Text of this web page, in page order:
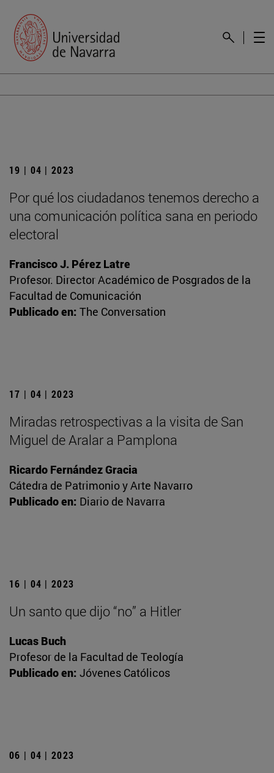
19 | 04 | 2023
Por qué los ciudadanos tenemos derecho a
una comunicación política sana en periodo
electoral
Francisco J. Pérez Latre
Profesor. Director Académico de Posgrados de la
Facultad de Comunicación
Publicado en: The Conversation
17 | 04 | 2023
Miradas retrospectivas a la visita de San
Miguel de Aralar a Pamplona
Ricardo Fernández Gracia
Cátedra de Patrimonio y Arte Navarro
Publicado en: Diario de Navarra
16 | 04 | 2023
Un santo que dijo “no” a Hitler
Lucas Buch
Profesor de la Facultad de Teología
Publicado en: Jóvenes Católicos
06 | 04 | 2023